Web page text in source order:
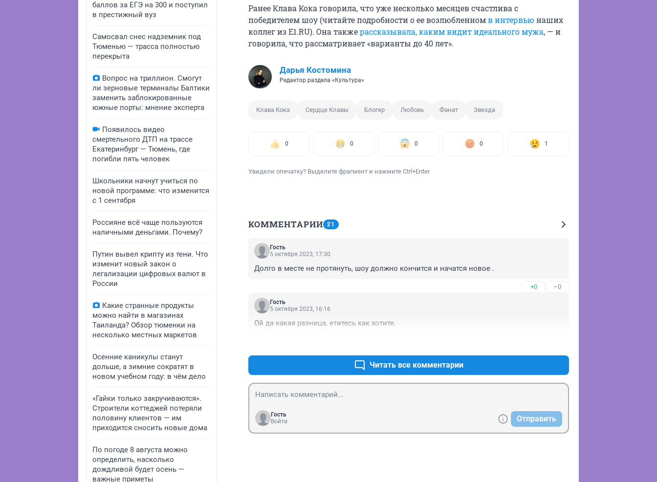
баллов за ЕГЭ на 300 и поступил
в престижный вуз
Самосвал снес надземник под
Тюменью — трасса полностью
перекрыта
Вопрос на триллион. Смогут
ли зерновые терминалы Балтики
заменить заблокированные
южные порты: мнение эксперта
Появилось видео
смертельного ДТП на трассе
Екатеринбург — Тюмень, где
погибли пять человек
Школьники начнут учиться по
новой программе: что изменится
с 1 сентября
Россияне всё чаще пользуются
наличными деньгами. Почему?
Путин вывел крипту из тени. Что
изменит новый закон о
легализации цифровых валют в
России
Какие странные продукты
можно найти в магазинах
Таиланда? Обзор тюменки на
несколько местных маркетов
Осенние каникулы станут
дольше, а зимние сократят в
новом учебном году: в чём дело
«Гайки только закручиваются».
Строители коттеджей потеряли
половину клиентов — им
приходится сносить новые дома
По погоде 8 августа можно
определить, насколько
дождливой будет осень —
важные приметы
Ранее Клава Кока говорила, что уже несколько месяцев счастлива с
победителем шоу (читайте подробности о ее возлюбленномв интервью наших
коллег из E1.RU). Она такжерассказывала, каким видит идеального мужа, — и
говорила, что рассматривает «варианты до 40 лет».
Дарья Костомина
Редактор раздела «Культура»
Клава Кока Сердце Клавы Блогер Любовь Фанат Звезда
0 0 0 0 1
Увидели опечатку? Выделите фрагмент и нажмите Ctrl+Enter
КОММЕНТАРИИ 21
Гость
5 октября 2023, 17:30
Долго в месте не протянуть, шоу должно кончится и начатся новое .
+0 –0
Гость
5 октября 2023, 16:16
Ой да какая разница, етитесь как хотите.
Читать все комментарии
Гость
Войти
Отправить